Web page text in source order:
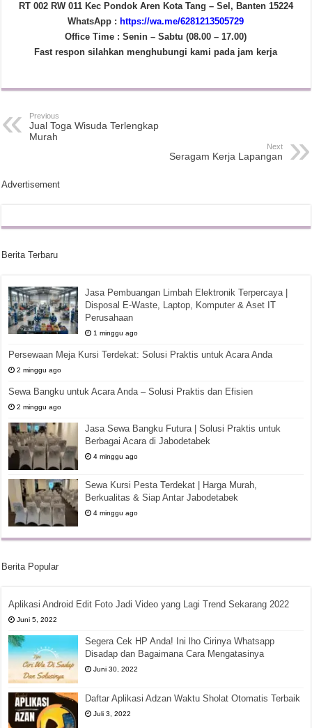
RT 002 RW 011 Kec Pondok Aren Kota Tang – Sel, Banten 15224
WhatsApp : https://wa.me/6281213505729
Office Time : Senin – Sabtu (08.00 – 17.00)
Fast respon silahkan menghubungi kami pada jam kerja
Previous
Jual Toga Wisuda Terlengkap
Murah
Next
Seragam Kerja Lapangan
Advertisement
Berita Terbaru
Jasa Pembuangan Limbah Elektronik Terpercaya |
Disposal E-Waste, Laptop, Komputer & Aset IT
Perusahaan
1 minggu ago
Persewaan Meja Kursi Terdekat: Solusi Praktis untuk Acara Anda
2 minggu ago
Sewa Bangku untuk Acara Anda – Solusi Praktis dan Efisien
2 minggu ago
Jasa Sewa Bangku Futura | Solusi Praktis untuk
Berbagai Acara di Jabodetabek
4 minggu ago
Sewa Kursi Pesta Terdekat | Harga Murah,
Berkualitas & Siap Antar Jabodetabek
4 minggu ago
Berita Popular
Aplikasi Android Edit Foto Jadi Video yang Lagi Trend Sekarang 2022
Juni 5, 2022
Segera Cek HP Anda! Ini lho Cirinya Whatsapp
Disadap dan Bagaimana Cara Mengatasinya
Juni 30, 2022
Daftar Aplikasi Adzan Waktu Sholat Otomatis Terbaik
Juli 3, 2022